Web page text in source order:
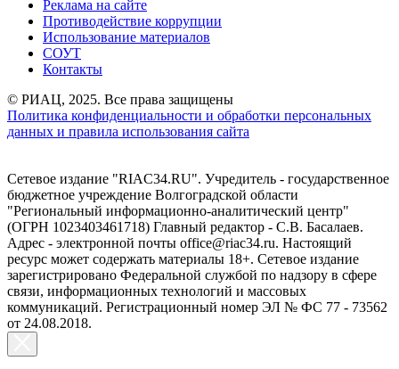
Реклама на сайте
Противодействие коррупции
Использование материалов
СОУТ
Контакты
© РИАЦ, 2025. Все права защищены
Политика конфиденциальности и обработки персональных
данных и правила использования сайта
Сетевое издание "RIAC34.RU". Учредитель - государственное
бюджетное учреждение Волгоградской области
"Региональный информационно-аналитический центр"
(ОГРН 1023403461718) Главный редактор - С.В. Басалаев.
Адрес - электронной почты office@riac34.ru. Настоящий
ресурс может содержать материалы 18+. Сетевое издание
зарегистрировано Федеральной службой по надзору в сфере
связи, информационных технологий и массовых
коммуникаций. Регистрационный номер ЭЛ № ФС 77 - 73562
от 24.08.2018.